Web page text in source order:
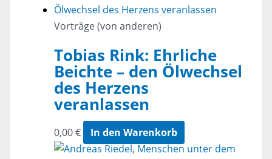
Vorträge (von anderen)
Tobias Rink: Ehrliche
Beichte – den Ölwechsel
des Herzens
veranlassen
0,00€ In den Warenkorb